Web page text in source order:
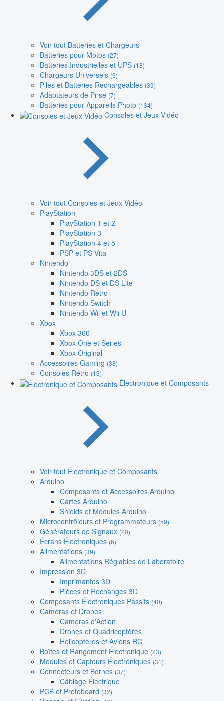
Voir tout Batteries et Chargeurs
Batteries pour Motos (27)
Batteries Industrielles et UPS (18)
Chargeurs Universels (9)
Piles et Batteries Rechargeables (39)
Adaptateurs de Prise (7)
Batteries pour Appareils Photo (134)
Consoles et Jeux Vidéo
Voir tout Consoles et Jeux Vidéo
PlayStation
PlayStation 1 et 2
PlayStation 3
PlayStation 4 et 5
PSP et PS Vita
Nintendo
Nintendo 3DS et 2DS
Nintendo DS et DS Lite
Nintendo Rétro
Nintendo Switch
Nintendo Wii et Wii U
Xbox
Xbox 360
Xbox One et Series
Xbox Original
Accessoires Gaming (38)
Consoles Rétro (13)
Électronique et Composants
Voir tout Électronique et Composants
Arduino
Composants et Accessoires Arduino
Cartes Arduino
Shields et Modules Arduino
Microcontrôleurs et Programmateurs (59)
Générateurs de Signaux (20)
Écrans Électroniques (6)
Alimentations (39)
Alimentations Réglables de Laboratoire
Impression 3D
Imprimantes 3D
Pièces et Rechanges 3D
Composants Électroniques Passifs (40)
Caméras et Drones
Caméras d'Action
Drones et Quadricoptères
Hélicoptères et Avions RC
Boîtes et Rangement Électronique (23)
Modules et Capteurs Électroniques (31)
Connecteurs et Bornes (37)
Câblage Électrique
PCB et Protoboard (32)